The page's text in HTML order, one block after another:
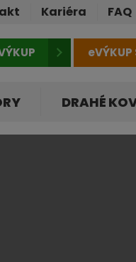
Kariéra FAQ
eVÝKUP
DRAHÉ